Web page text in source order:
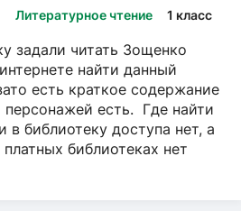
Литературное чтение 1 класс
задали читать Зощенко
найти данный
есть краткое содержание
есть. Где найти
в библиотеку доступа нет, а
библиотеках нет